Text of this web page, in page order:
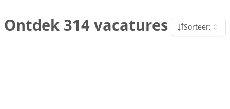
Ontdek 314 vacatures Sorteer: